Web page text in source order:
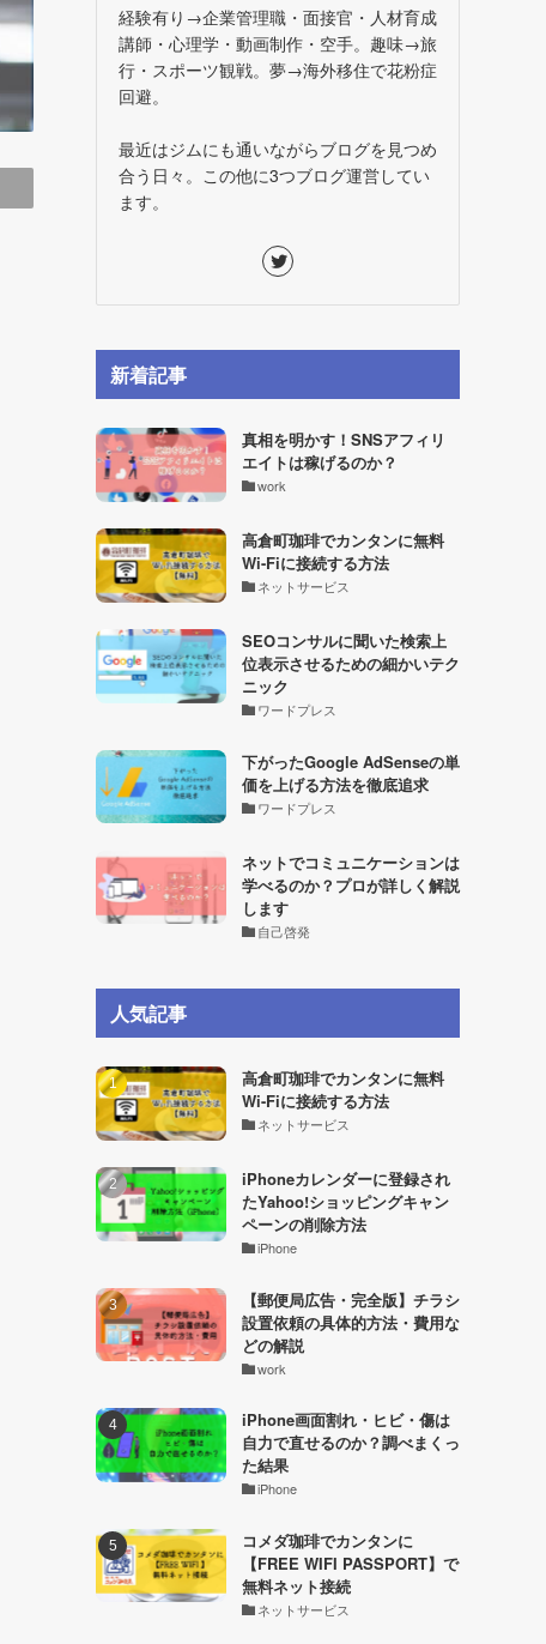
経験有り→企業管理職・面接官・人材育成
講師・心理学・動画制作・空手。趣味→旅
行・スポーツ観戦。夢→海外移住で花粉症
回避。
最近はジムにも通いながらブログを見つめ
合う日々。この他に3つブログ運営してい
ます。
新着記事
真相を明かす！SNSアフィリ
エイトは稼げるのか？
work
高倉町珈琲でカンタンに無料
Wi-Fiに接続する方法
ネットサービス
SEOコンサルに聞いた検索上
位表示させるための細かいテク
ニック
ワードプレス
下がったGoogle AdSenseの単
価を上げる方法を徹底追求
ワードプレス
ネットでコミュニケーションは
学べるのか？プロが詳しく解説
します
自己啓発
人気記事
高倉町珈琲でカンタンに無料
Wi-Fiに接続する方法
ネットサービス
iPhoneカレンダーに登録され
たYahoo!ショッピングキャン
ペーンの削除方法
iPhone
【郵便局広告・完全版】チラシ
設置依頼の具体的方法・費用な
どの解説
work
iPhone画面割れ・ヒビ・傷は
自力で直せるのか？調べまくっ
た結果
iPhone
コメダ珈琲でカンタンに
【FREE WIFI PASSPORT】で
無料ネット接続
ネットサービス